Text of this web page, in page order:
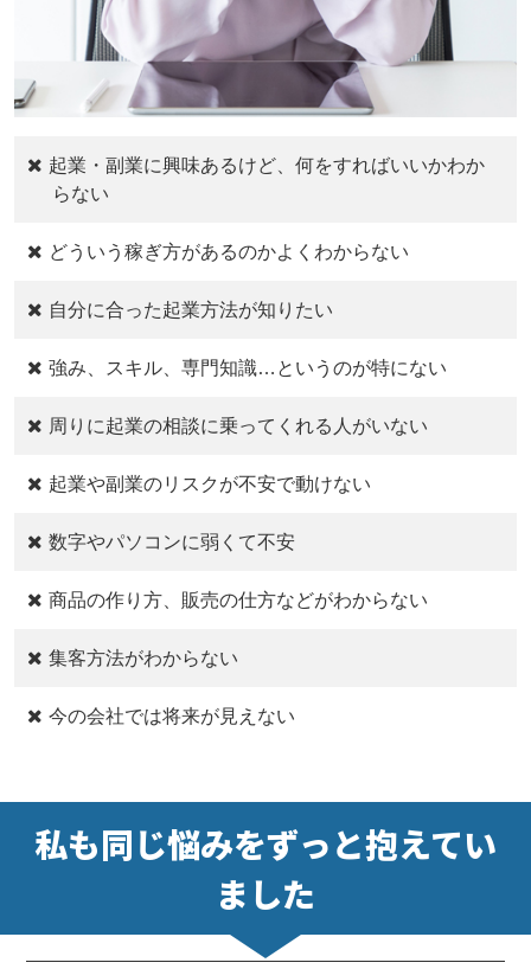
起業・副業に興味あるけど、何をすればいいかわか
らない
どういう稼ぎ方があるのかよくわからない
自分に合った起業方法が知りたい
強み、スキル、専門知識…というのが特にない
周りに起業の相談に乗ってくれる人がいない
起業や副業のリスクが不安で動けない
数字やパソコンに弱くて不安
商品の作り方、販売の仕方などがわからない
集客方法がわからない
今の会社では将来が見えない
私も同じ悩みをずっと抱えてい
ました